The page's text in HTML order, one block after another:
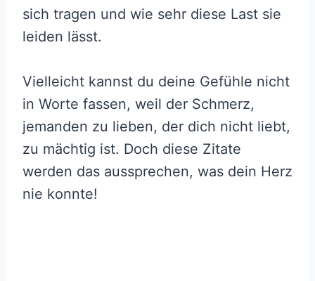
sich tragen und wie sehr diese Last sie
leiden lässt.
Vielleicht kannst du deine Gefühle nicht
in Worte fassen, weil der Schmerz,
jemanden zu lieben, der dich nicht liebt,
zu mächtig ist. Doch diese Zitate
werden das aussprechen, was dein Herz
nie konnte!